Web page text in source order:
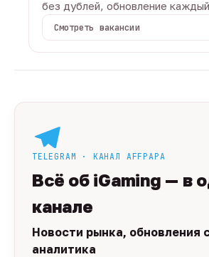
без дублей, обновление
Смотреть вакансии
TELEGRAM · КАНАЛ AFFPAPA
Всё об iGaming — в
канале
Новости рынка, обновления
аналитика